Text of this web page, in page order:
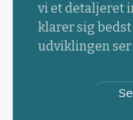
vi et detaljeret
klarer sig
udviklingen ser